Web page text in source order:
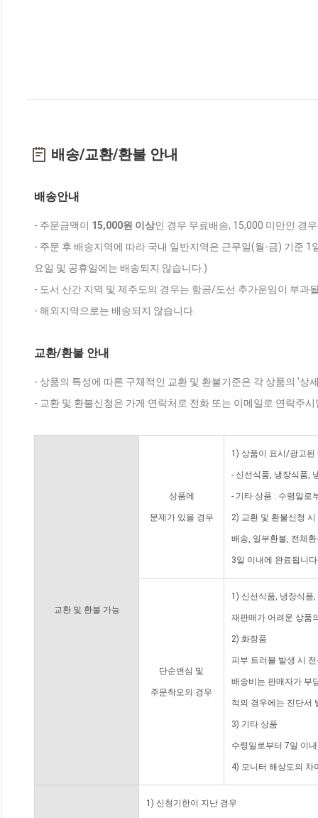
배송/교환/환불 안내
배송안내
- 주문금액이 15,000원 이상인 경우 무료배송, 15,000 미만인 경
- 주문 후 배송지역에 따라 국내 일반지역은 근무일(월-금) 기준
요일 및 공휴일에는 배송되지 않습니다.)
- 도서 산간 지역 및 제주도의 경우는 항공/도선 추가운임이 부과
- 해외지역으로는 배송되지 않습니다.
교환/환불 안내
- 상품의 특성에 따른 구체적인 교환 및 환불기준은 각 상품의 '상
- 교환 및 환불신청은 가게 연락처로 전화 또는 이메일로 연락주
교환 및 환불 가능
상품에
문제가 있을 경우
1) 상품이 표시/광고된
- 신선식품, 냉장식품,
- 기타 상품 : 수령일로
2) 교환 및 환불신청
배송, 일부환불, 전체
3일 이내에 완료됩니
단순변심 및
주문착오의 경우
1) 신선식품, 냉장식품
재판매가 어려운 상품
2) 화장품
피부 트러블 발생 시
배송비는 판매자가 부
적의 경우에는 진단서
3) 기타 상품
수령일로부터 7일 이
4) 모니터 해상도의 차
1) 신청기한이 지난 경우